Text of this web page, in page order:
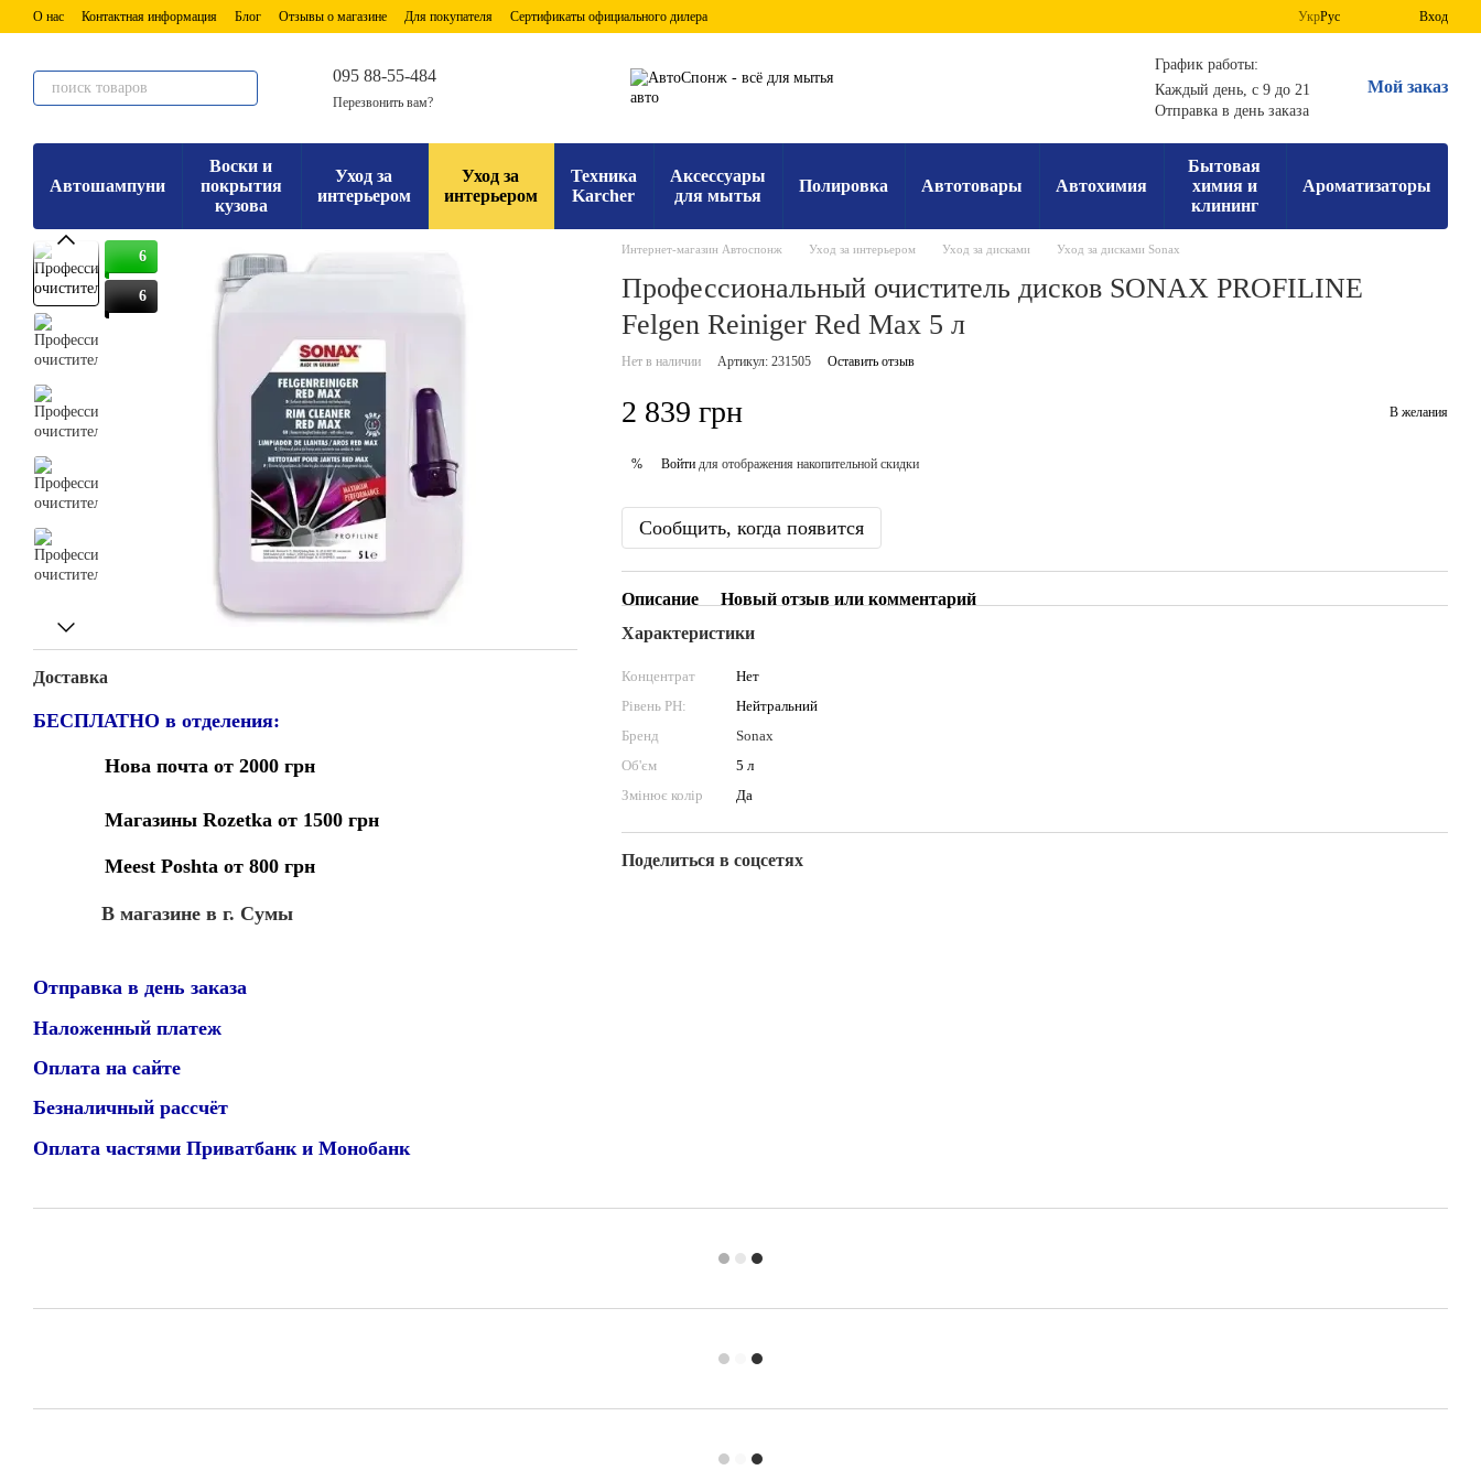
Перейти к основному контенту
О нас Контактная информация Блог Отзывы о магазине Для покупателя Сертификаты официального дилера УкрРус Вход
095 88-55-484
Перезвонить вам?
График работы:
Каждый день, с 9 до 21
Отправка в день заказа
Мой заказ
Автошампуни
Воски и
покрытия
кузова
Уход за
интерьером
Уход за
интерьером
Техника
Karcher
Аксессуары
для мытья
Полировка Автотовары Автохимия
Бытовая
химия и
клининг
Ароматизаторы
6
6
Доставка
БЕСПЛАТНО в отделения:
Нова почта от 2000 грн
Магазины Rozetka от 1500 грн
Meest Poshta от 800 грн
В магазине в г. Сумы
Отправка в день заказа
Наложенный платеж
Оплата на сайте
Безналичный рассчёт
Оплата частями Приватбанк и Монобанк
Интернет-магазин Автоспонж Уход за интерьером Уход за дисками Уход за дисками Sonax
Профессиональный очиститель дисков SONAX PROFILINE
Felgen Reiniger Red Max 5 л
Нет в наличии Артикул: 231505 Оставить отзыв
2 839 грн В желания
% Войтидля отображения накопительной скидки
Сообщить, когда появится
Описание
Новый отзыв или комментарий
Характеристики
Концентрат
Нет
Рівень PН:
Нейтральний
Бренд
Sonax
Об'єм
5 л
Змінює колір
Да
Поделиться в соцсетях